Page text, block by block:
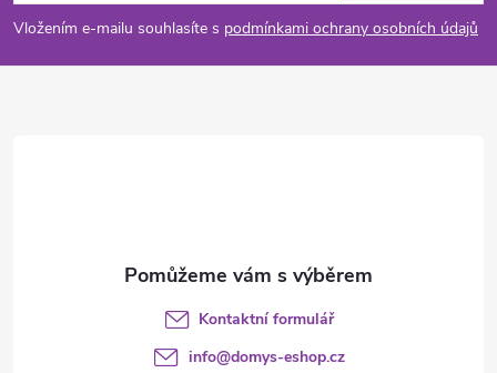
p
a
Vložením e-mailu souhlasíte s podmínkami ochrany osobních údajů
Kontaktní formulář
info@domys-eshop.cz